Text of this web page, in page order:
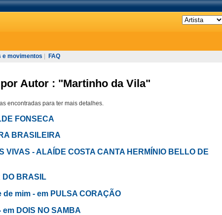
e movimentos FAQ
Autor : "Martinho da Vila"
encontradas para ter mais detalhes.
FONSECA
BRASILEIRA
VIVAS - ALAÍDE COSTA CANTA HERMÍNIO BELLO DE
DO BRASIL
mim - em PULSA CORAÇÃO
DOIS NO SAMBA